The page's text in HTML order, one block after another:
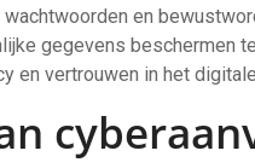
en
gegevens beschermen
en vertrouwen in het